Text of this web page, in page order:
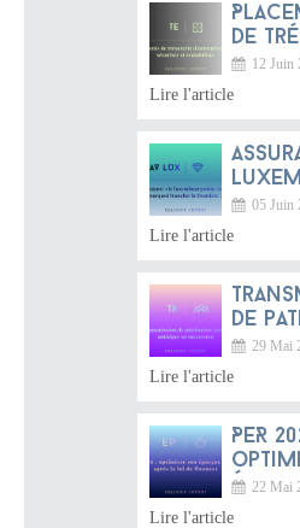
de
12 Juin
Lire l'article
2026 :
05 Juin
Lire l'article
de
2026 :
29 Mai
Lire l'article
PER
22 Mai
Lire l'article